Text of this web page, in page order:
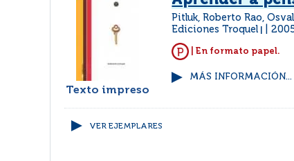
Texto impreso
Pitluk, Roberto Rao,
Ediciones Troquel
| En formato papel.
MÁS INFORMACIÓN...
VER EJEMPLARES